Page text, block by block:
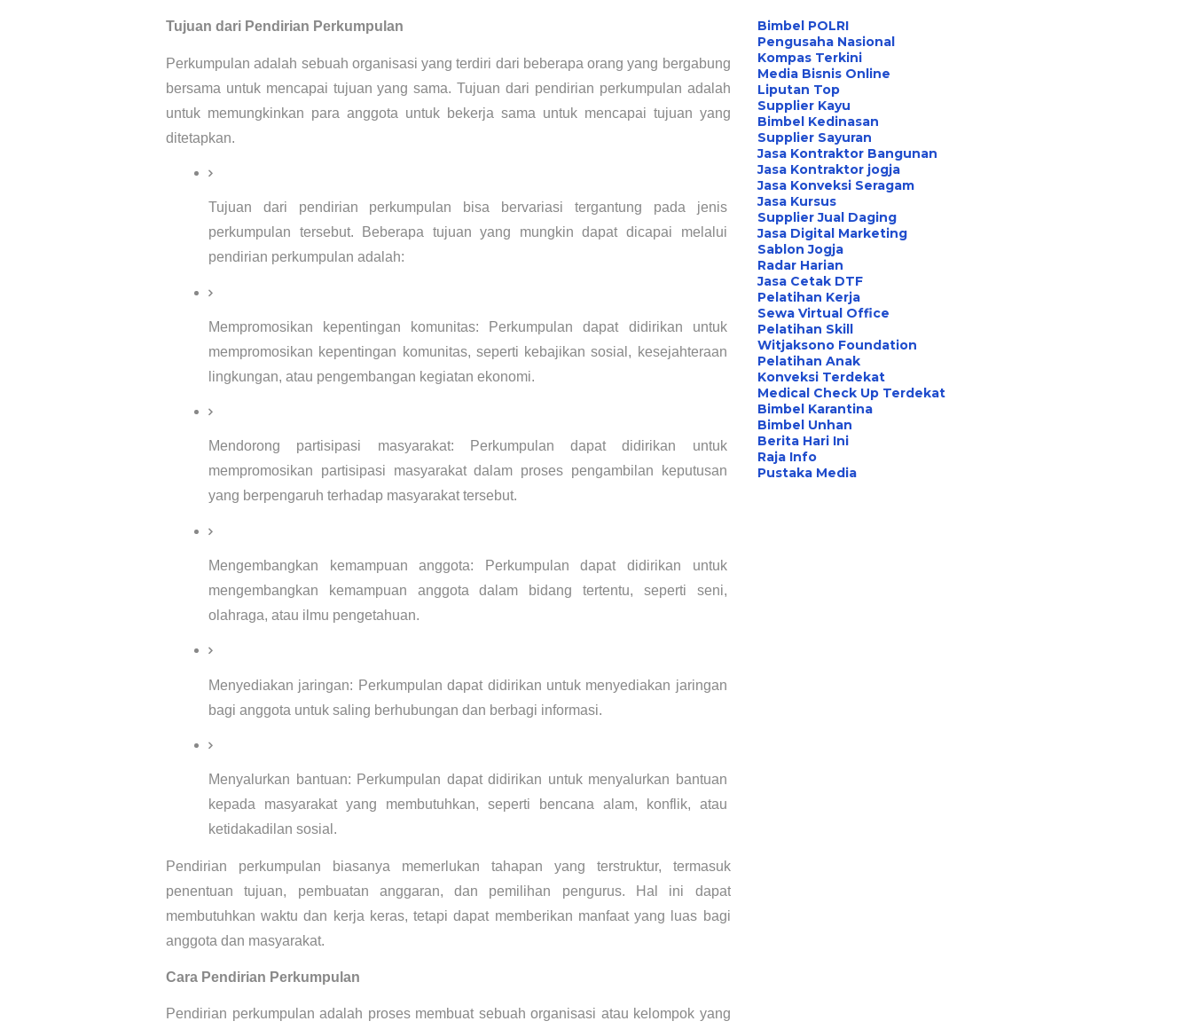
Tujuan dari Pendirian Perkumpulan
Perkumpulan adalah sebuah organisasi yang terdiri dari beberapa orang yang bergabung
bersama untuk mencapai tujuan yang sama. Tujuan dari pendirian perkumpulan adalah
untuk memungkinkan para anggota untuk bekerja sama untuk mencapai tujuan yang
ditetapkan.
Tujuan dari pendirian perkumpulan bisa bervariasi tergantung pada jenis
perkumpulan tersebut. Beberapa tujuan yang mungkin dapat dicapai melalui
pendirian perkumpulan adalah:
Mempromosikan kepentingan komunitas: Perkumpulan dapat didirikan untuk
mempromosikan kepentingan komunitas, seperti kebajikan sosial, kesejahteraan
lingkungan, atau pengembangan kegiatan ekonomi.
Mendorong partisipasi masyarakat: Perkumpulan dapat didirikan untuk
mempromosikan partisipasi masyarakat dalam proses pengambilan keputusan
yang berpengaruh terhadap masyarakat tersebut.
Mengembangkan kemampuan anggota: Perkumpulan dapat didirikan untuk
mengembangkan kemampuan anggota dalam bidang tertentu, seperti seni,
olahraga, atau ilmu pengetahuan.
Menyediakan jaringan: Perkumpulan dapat didirikan untuk menyediakan jaringan
bagi anggota untuk saling berhubungan dan berbagi informasi.
Menyalurkan bantuan: Perkumpulan dapat didirikan untuk menyalurkan bantuan
kepada masyarakat yang membutuhkan, seperti bencana alam, konflik, atau
ketidakadilan sosial.
Pendirian perkumpulan biasanya memerlukan tahapan yang terstruktur, termasuk
penentuan tujuan, pembuatan anggaran, dan pemilihan pengurus. Hal ini dapat
membutuhkan waktu dan kerja keras, tetapi dapat memberikan manfaat yang luas bagi
anggota dan masyarakat.
Cara Pendirian Perkumpulan
Pendirian perkumpulan adalah proses membuat sebuah organisasi atau kelompok yang
Bimbel POLRI
Pengusaha Nasional
Kompas Terkini
Media Bisnis Online
Liputan Top
Supplier Kayu
Bimbel Kedinasan
Supplier Sayuran
Jasa Kontraktor Bangunan
Jasa Kontraktor jogja
Jasa Konveksi Seragam
Jasa Kursus
Supplier Jual Daging
Jasa Digital Marketing
Sablon Jogja
Radar Harian
Jasa Cetak DTF
Pelatihan Kerja
Sewa Virtual Office
Pelatihan Skill
Witjaksono Foundation
Pelatihan Anak
Konveksi Terdekat
Medical Check Up Terdekat
Bimbel Karantina
Bimbel Unhan
Berita Hari Ini
Raja Info
Pustaka Media